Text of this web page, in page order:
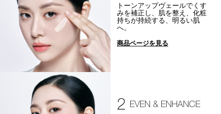
トーンアップヴェールでくす
みを補正し、肌を整え、化粧
持ちが持続する、明るい肌
へ。
商品ページを見る
2 EVEN & ENHANCE